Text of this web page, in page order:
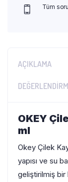
Tüm
AÇIKLAMA
OKEY
ml
Okey Çilek
yapısı ve su
geliştirilmiş bir